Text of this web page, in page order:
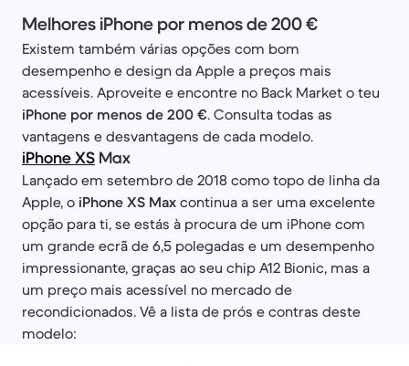
Melhores iPhone por menos de 200 €
Existem também várias opções com bom
desempenho e design da Apple a preços mais
acessíveis. Aproveite e encontre no Back Market o teu
iPhone por menos de 200 €. Consulta todas as
vantagens e desvantagens de cada modelo.
iPhone XS Max
Lançado em setembro de 2018 como topo de linha da
Apple, o iPhone XS Max continua a ser uma excelente
opção para ti, se estás à procura de um iPhone com
um grande ecrã de 6,5 polegadas e um desempenho
impressionante, graças ao seu chip A12 Bionic, mas a
um preço mais acessível no mercado de
recondicionados. Vê a lista de prós e contras deste
modelo: